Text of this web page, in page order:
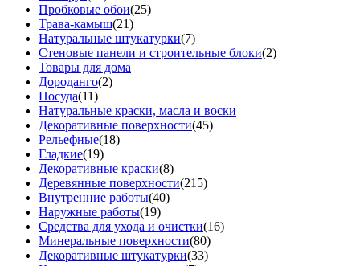
Пробковые обои(25)
Трава-камыш(21)
Натуральные штукатурки(7)
Стеновые панели и строительные блоки(2)
Товары для дома
Дороданго(2)
Посуда(11)
Натуральные краски, масла и воски
Декоративные поверхности(45)
Рельефные(18)
Гладкие(19)
Декоративные краски(8)
Деревянные поверхности(215)
Внутренние работы(40)
Наружные работы(19)
Средства для ухода и очистки(16)
Минеральные поверхности(80)
Декоративные штукатурки(33)